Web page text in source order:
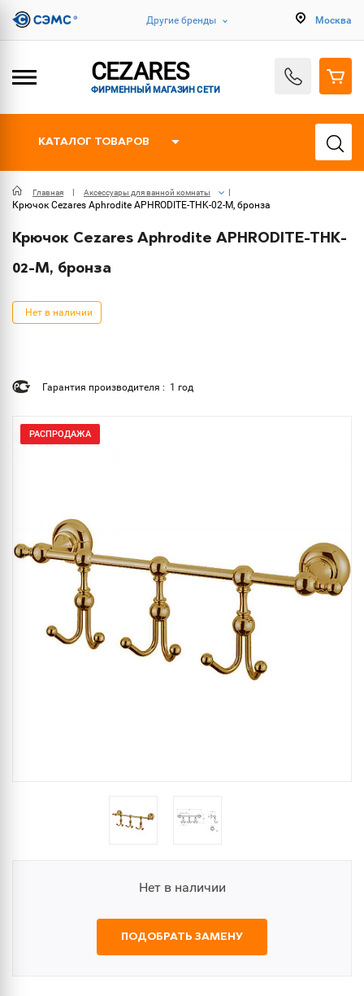
Другие бренды Москва
CEZARES
ФИРМЕННЫЙ МАГАЗИН СЕТИ
КАТАЛОГ ТОВАРОВ
Главная Аксессуары для ванной комнаты
Крючок Cezares Aphrodite APHRODITE-THK-02-M, бронза
Крючок Cezares Aphrodite APHRODITE-THK-
02-M, бронза
Нет в наличии
Гарантия производителя : 1 год
РАСПРОДАЖА
Нет в наличии
ПОДОБРАТЬ ЗАМЕНУ